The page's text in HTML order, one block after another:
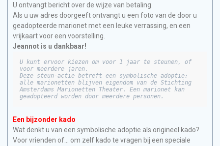
U ontvangt bericht over de wijze van betaling.
Als u uw adres doorgeeft ontvangt u een foto van de door u
geadopteerde marionet met een leuke verrassing, en een
vrijkaart voor een voorstelling.
Jeannot is u dankbaar!
U kunt ervoor kiezen om voor 1 jaar te steunen, of
voor meerdere jaren.
Deze steun-actie betreft een symbolische adoptie;
alle marionetten blijven eigendom van de Stichting
Amsterdams Marionetten Theater. Een marionet kan
geadopteerd worden door meerdere personen.
Een bijzonder kado
Wat denkt u van een symbolische adoptie als origineel kado?
Voor vrienden of… om zelf kado te vragen bij een speciale